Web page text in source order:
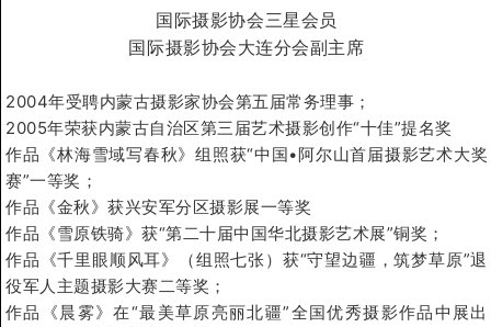
国际摄影协会三星会员
国际摄影协会大连分会副主席
2004年受聘内蒙古摄影家协会第五届常务理事；
2005年荣获内蒙古自治区第三届艺术摄影创作“十佳”提名奖
作品《林海雪域写春秋》组照获“中国•阿尔山首届摄影艺术大奖
赛”一等奖；
作品《金秋》获兴安军分区摄影展一等奖
作品《雪原铁骑》获“第二十届中国华北摄影艺术展”铜奖；
作品《千里眼顺风耳》（组照七张）获“守望边疆，筑梦草原”退
役军人主题摄影大赛二等奖；
作品《晨雾》在“最美草原亮丽北疆”全国优秀摄影作品中展出